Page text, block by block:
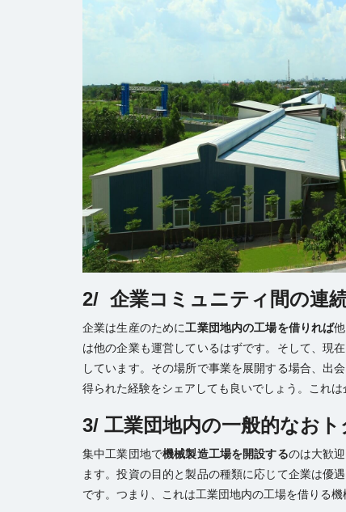
2/ 企業コミュニティ間の連
企業は生産のために工業団地内の工場を借りれば
は他の企業も運営しているはずです。そして、現
しています。その場所で事業を展開する場合、出
得られた経験をシェアしても良いでしょう。これ
3/ 工業団地内の一般的なお
集中工業団地で機械製造工場を開設するのは大歓
ます。投資の目的と製品の種類に応じて企業は優
です。つまり、これは工業団地内の工場を借りる